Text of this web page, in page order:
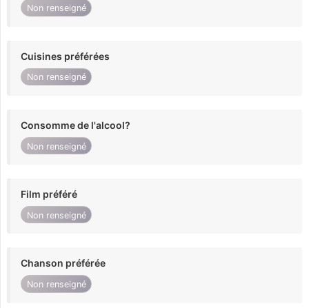
Non renseigné
Cuisines préférées
Non renseigné
Consomme de l'alcool?
Non renseigné
Film préféré
Non renseigné
Chanson préférée
Non renseigné